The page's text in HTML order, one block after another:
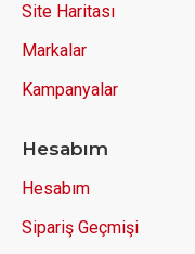
Site Haritası
Markalar
Kampanyalar
Hesabım
Hesabım
Sipariş Geçmişi